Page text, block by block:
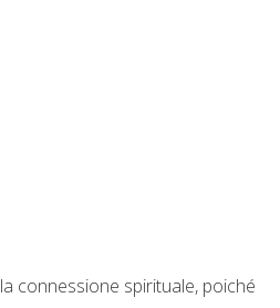
connessione spirituale, poiché